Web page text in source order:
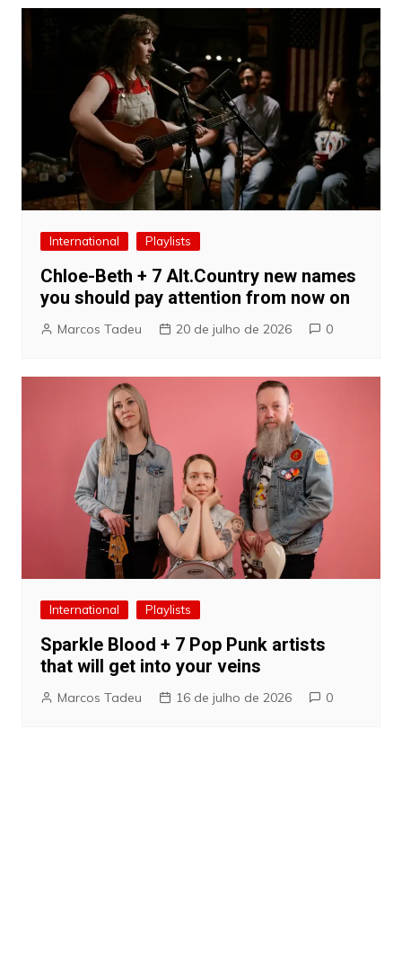
International Playlists
Chloe-Beth + 7 Alt.Country new names
you should pay attention from now on
Marcos Tadeu 20 de julho de 2026 0
International Playlists
Sparkle Blood + 7 Pop Punk artists
that will get into your veins
Marcos Tadeu 16 de julho de 2026 0